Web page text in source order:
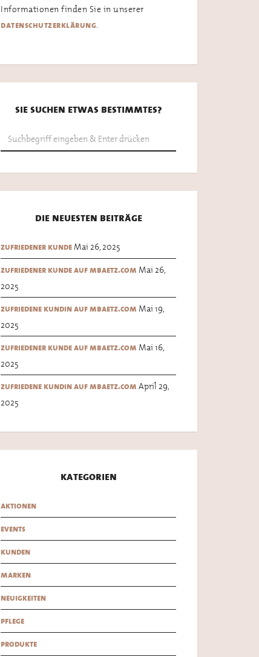
Informationen finden Sie in unserer
datenschutzerklärung.
sie suchen etwas bestimmtes?
die neuesten beiträge
zufriedener kunde Mai 26, 2025
zufriedener kunde auf mbaetz.com Mai 26,
2025
zufriedene kundin auf mbaetz.com Mai 19,
2025
zufriedener kunde auf mbaetz.com Mai 16,
2025
zufriedene kundin auf mbaetz.com April 29,
2025
kategorien
aktionen
events
kunden
marken
neuigkeiten
pflege
produkte